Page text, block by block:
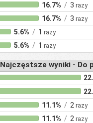
16.7% / 3 razy
16.7% / 3 razy
5.6% / 1 razy
5.6% / 1 razy
Najczęstsze wyniki - Do
11.1% / 2 razy
11.1% / 2 razy